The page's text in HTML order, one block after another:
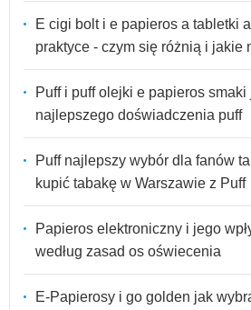
E cigi bolt i e papieros a tabletki
praktyce - czym się różnią i jakie
Puff i puff olejki e papieros
najlepszego doświadczenia puff
Puff najlepszy wybór dla fanów
kupić tabakę w Warszawie z Puff
Papieros elektroniczny i jego
według zasad os oświecenia
E-Papierosy i go golden jak